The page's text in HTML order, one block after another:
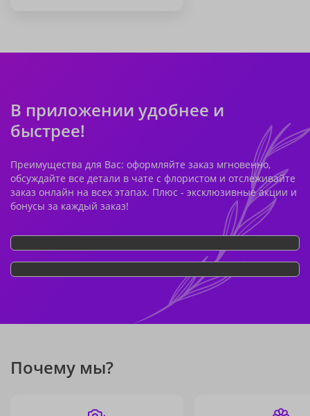
В приложении удобнее и
быстрее!
Преимущества для Вас: оформляйте заказ мгновенно,
обсуждайте все детали в чате с флористом и отслеживайте
заказ онлайн на всех этапах. Плюс - эксклюзивные акции и
бонусы за каждый заказ!
Почему мы?